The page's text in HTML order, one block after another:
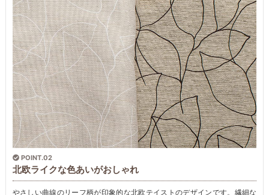
POINT.02
北欧ライクな色あいがおしゃれ
やさしい曲線のリーフ柄が印象的な北欧テイストのデザインです。繊細な